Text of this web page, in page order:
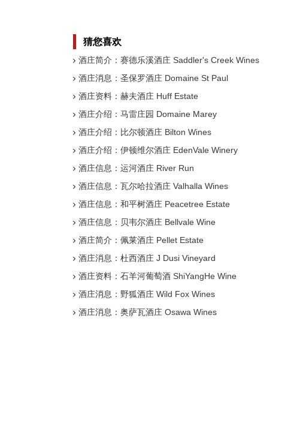
猜您喜欢
酒庄简介：赛德乐溪酒庄 Saddler's Creek Wines
酒庄消息：圣保罗酒庄 Domaine St Paul
酒庄资料：赫夫酒庄 Huff Estate
酒庄介绍：马雷庄园 Domaine Marey
酒庄介绍：比尔顿酒庄 Bilton Wines
酒庄介绍：伊顿维尔酒庄 EdenVale Winery
酒庄信息：运河酒庄 River Run
酒庄信息：瓦尔哈拉酒庄 Valhalla Wines
酒庄信息：和平树酒庄 Peacetree Estate
酒庄信息：贝韦尔酒庄 Bellvale Wine
酒庄简介：佩莱酒庄 Pellet Estate
酒庄消息：杜西酒庄 J Dusi Vineyard
酒庄资料：石羊河葡萄酒 ShiYangHe Wine
酒庄消息：野狐酒庄 Wild Fox Wines
酒庄消息：奥萨瓦酒庄 Osawa Wines